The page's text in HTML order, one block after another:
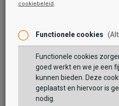
cookiebeleid .
Functionele cookies
Functionele cookies
goed werkt en we je een
kunnen bieden. Deze
geplaatst en hiervoor is
nodig.